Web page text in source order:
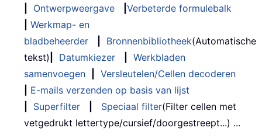
Ontwerpweergave
Verbeterde formulebalk
Werkmap- en
bladbeheerder
Bronnenbibliotheek(Automatische
tekst)
Datumkiezer
Werkbladen
samenvoegen
Versleutelen/Cellen decoderen
E-mails verzenden op basis van lijst
Superfilter Speciaal filter(Filter cellen met
vetgedrukt lettertype/cursief/doorgestreept...) ...